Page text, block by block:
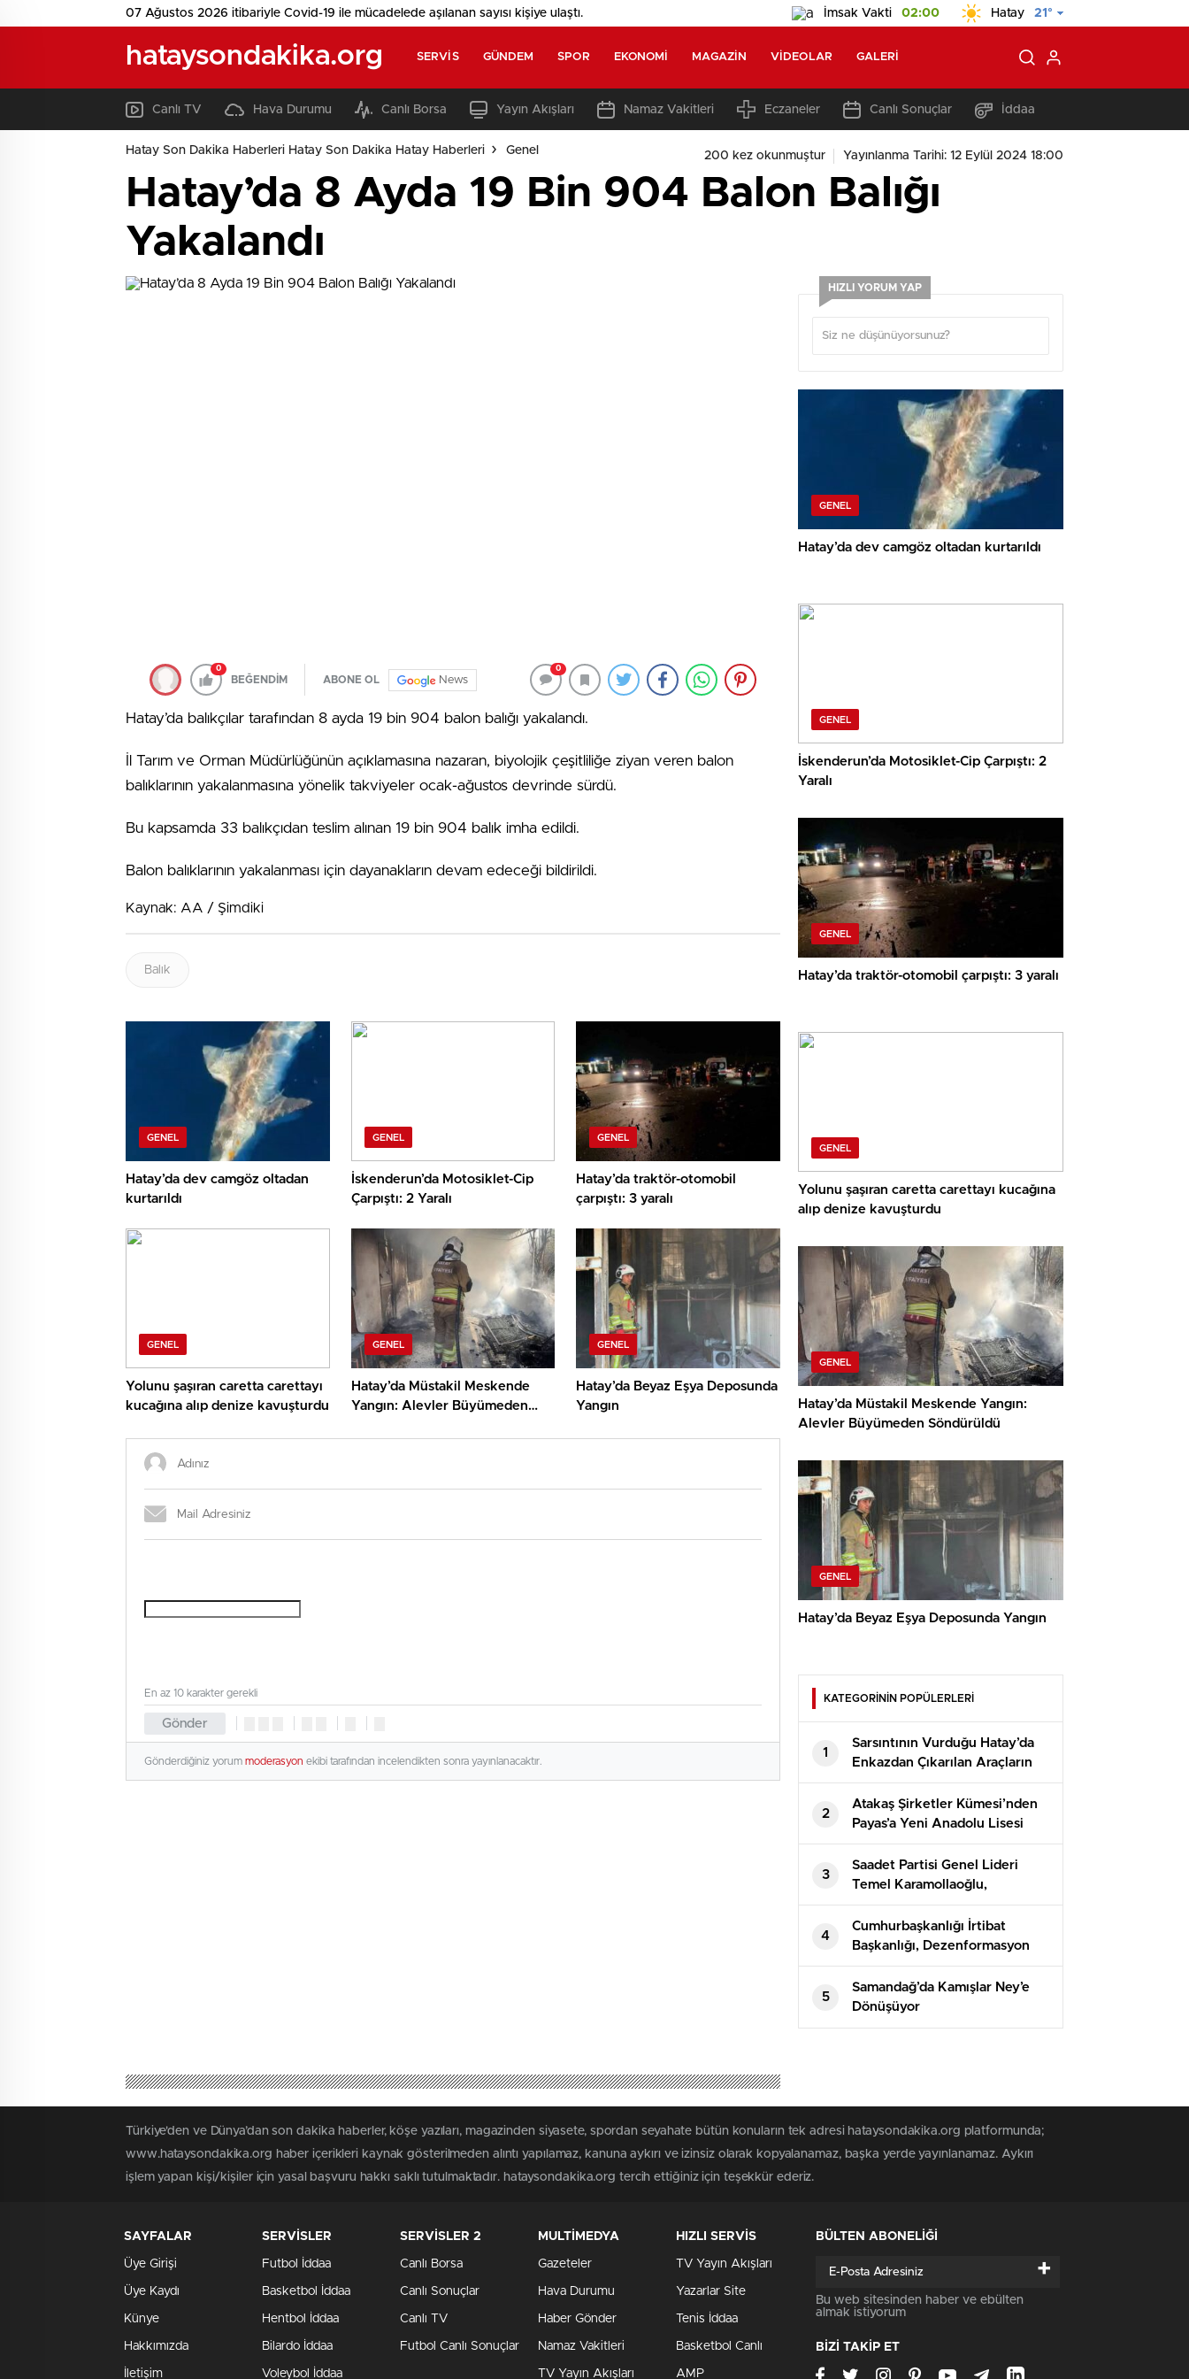
07 Ağustos 2026 itibariyle Covid-19 ile mücadelede aşılanan sayısı kişiye ulaştı. İmsak Vakti 02:00 Hatay 21°
hataysondakika.org SERVIS GÜNDEM SPOR EKONOMI MAGAZIN VIDEOLAR GALERI
Canlı TV Hava Durumu Canlı Borsa Yayın Akışları Namaz Vakitleri Eczaneler Canlı Sonuçlar İddaa
Hatay Son Dakika Haberleri Hatay Son Dakika Hatay Haberleri Genel 200 kez okunmuştur Yayınlanma Tarihi: 12 Eylül 2024 18:00
Hatay’da 8 Ayda 19 Bin 904 Balon Balığı
Yakalandı
0
BEĞENDİM ABONE OL News
0
Hatay’da balıkçılar tarafından 8 ayda 19 bin 904 balon balığı yakalandı.
İl Tarım ve Orman Müdürlüğünün açıklamasına nazaran, biyolojik çeşitliliğe ziyan veren balon
balıklarının yakalanmasına yönelik takviyeler ocak-ağustos devrinde sürdü.
Bu kapsamda 33 balıkçıdan teslim alınan 19 bin 904 balık imha edildi.
Balon balıklarının yakalanması için dayanakların devam edeceği bildirildi.
Kaynak: AA / Şimdiki
Balık
GENEL
Hatay’da dev camgöz oltadan
kurtarıldı
GENEL
İskenderun’da Motosiklet-Cip
Çarpıştı: 2 Yaralı
GENEL
Hatay’da traktör-otomobil
çarpıştı: 3 yaralı
GENEL
Yolunu şaşıran caretta carettayı
kucağına alıp denize kavuşturdu
GENEL
Hatay’da Müstakil Meskende
Yangın: Alevler Büyümeden
GENEL
Hatay’da Beyaz Eşya Deposunda
Yangın
Gönder
En az 10 karakter gerekli
Gönderdiğiniz yorum moderasyon ekibi tarafından incelendikten sonra yayınlanacaktır.
HIZLI YORUM YAP
GENEL
Hatay’da dev camgöz oltadan kurtarıldı
GENEL
İskenderun’da Motosiklet-Cip Çarpıştı: 2
Yaralı
GENEL
Hatay’da traktör-otomobil çarpıştı: 3 yaralı
GENEL
Yolunu şaşıran caretta carettayı kucağına
alıp denize kavuşturdu
GENEL
Hatay’da Müstakil Meskende Yangın:
Alevler Büyümeden Söndürüldü
GENEL
Hatay’da Beyaz Eşya Deposunda Yangın
KATEGORİNİN POPÜLERLERİ
1
Sarsıntının Vurduğu Hatay’da
Enkazdan Çıkarılan Araçların
Teslimatı Devam Ediyor
2
Atakaş Şirketler Kümesi’nden
Payas’a Yeni Anadolu Lisesi
3
Saadet Partisi Genel Lideri
Temel Karamollaoğlu,
Yargıtay’ın Can Atalay kararına
reaksiyon gösterdi
4
Cumhurbaşkanlığı İrtibat
Başkanlığı, Dezenformasyon
Bülteni’nin 81. sayısını
yayımladı
5
Samandağ’da Kamışlar Ney’e
Dönüşüyor
Türkiye'den ve Dünya’dan son dakika haberler, köşe yazıları, magazinden siyasete, spordan seyahate bütün konuların tek adresi hataysondakika.org platformunda;
www.hataysondakika.org haber içerikleri kaynak gösterilmeden alıntı yapılamaz, kanuna aykırı ve izinsiz olarak kopyalanamaz, başka yerde yayınlanamaz. Aykırı
işlem yapan kişi/kişiler için yasal başvuru hakkı saklı tutulmaktadır. hataysondakika.org tercih ettiğiniz için teşekkür ederiz.
SAYFALAR
Üye Girişi
Üye Kaydı
Künye
Hakkımızda
İletişim
SERVİSLER
Futbol İddaa
Basketbol İddaa
Hentbol İddaa
Bilardo İddaa
Voleybol İddaa
SERVİSLER 2
Canlı Borsa
Canlı Sonuçlar
Canlı TV
Futbol Canlı Sonuçlar
MULTİMEDYA
Gazeteler
Hava Durumu
Haber Gönder
Namaz Vakitleri
TV Yayın Akışları
HIZLI SERVİS
TV Yayın Akışları
Yazarlar Site
Tenis İddaa
Basketbol Canlı
AMP
BÜLTEN ABONELİĞİ
+
Bu web sitesinden haber ve ebülten
almak istiyorum
BİZİ TAKİP ET